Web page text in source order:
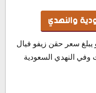
والنهدي
سعر حقن زيفو فيال
وفي النهدي السعودية